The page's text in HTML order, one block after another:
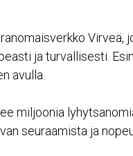
Virveä,
ja turvallisesti.
avulla.
miljoonia
seuraamista ja